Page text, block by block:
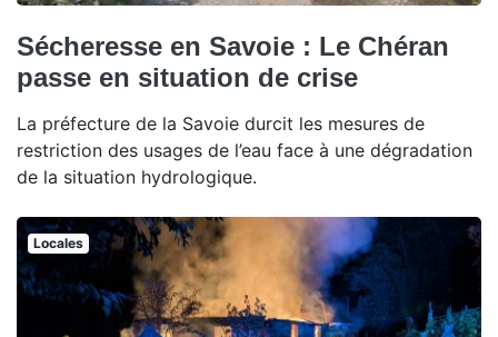
Sécheresse en Savoie : Le Chéran
passe en situation de crise
La préfecture de la Savoie durcit les mesures de
restriction des usages de l’eau face à une dégradation
de la situation hydrologique.
Locales